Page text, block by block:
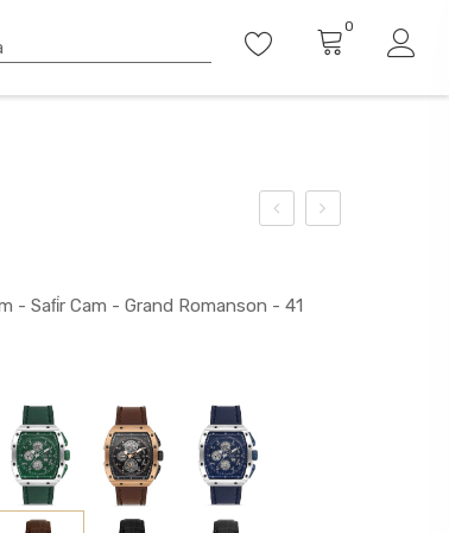
0
- Safi̇r Cam - Grand Romanson - 41